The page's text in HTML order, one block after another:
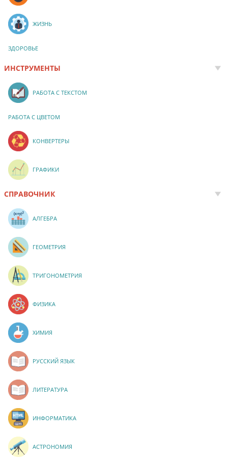
ЖИЗНЬ
ЗДОРОВЬЕ
ИНСТРУМЕНТЫ
РАБОТА С ТЕКСТОМ
РАБОТА С ЦВЕТОМ
КОНВЕРТЕРЫ
ГРАФИКИ
СПРАВОЧНИК
АЛГЕБРА
ГЕОМЕТРИЯ
ТРИГОНОМЕТРИЯ
ФИЗИКА
ХИМИЯ
РУССКИЙ ЯЗЫК
ЛИТЕРАТУРА
ИНФОРМАТИКА
АСТРОНОМИЯ